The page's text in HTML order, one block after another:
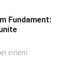
Fundament:
einem